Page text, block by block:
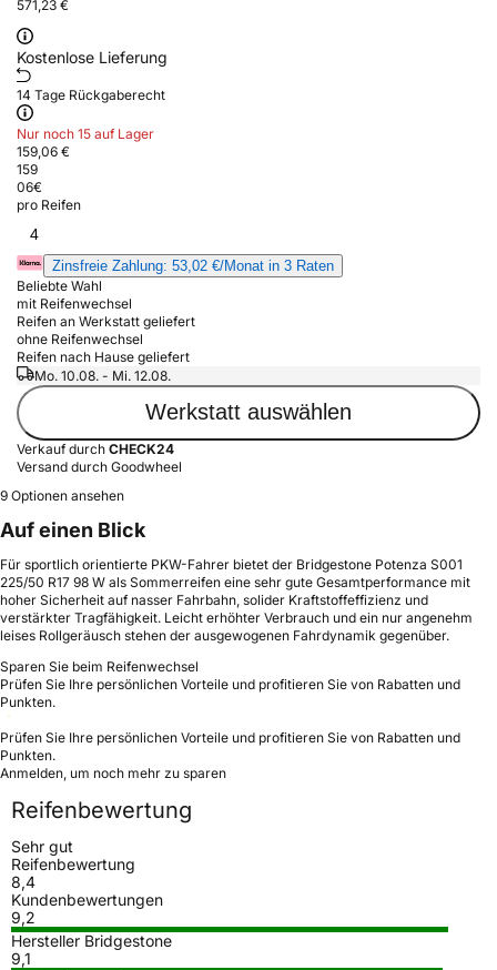
571,23 €
Kostenlose Lieferung
14 Tage Rückgaberecht
Nur noch 15 auf Lager
159,06 €
159
06€
pro Reifen
4
Zinsfreie Zahlung: 53,02 €/Monat in 3 Raten
Beliebte Wahl
mit Reifenwechsel
Reifen an Werkstatt geliefert
ohne Reifenwechsel
Reifen nach Hause geliefert
Mo. 10.08. - Mi. 12.08.
Werkstatt auswählen
Verkauf durch CHECK24
Versand durch Goodwheel
9 Optionen ansehen
Auf einen Blick
Für sportlich orientierte PKW-Fahrer bietet der Bridgestone Potenza S001
225/50 R17 98 W als Sommerreifen eine sehr gute Gesamtperformance mit
hoher Sicherheit auf nasser Fahrbahn, solider Kraftstoffeffizienz und
verstärkter Tragfähigkeit. Leicht erhöhter Verbrauch und ein nur angenehm
leises Rollgeräusch stehen der ausgewogenen Fahrdynamik gegenüber.
Sparen Sie beim Reifenwechsel
Prüfen Sie Ihre persönlichen Vorteile und profitieren Sie von Rabatten und
Punkten.
Prüfen Sie Ihre persönlichen Vorteile und profitieren Sie von Rabatten und
Punkten.
Anmelden, um noch mehr zu sparen
Reifenbewertung
Sehr gut
Reifenbewertung
8,4
Kundenbewertungen
9,2
Hersteller Bridgestone
9,1